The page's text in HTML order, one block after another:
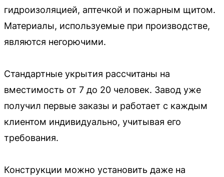
гидроизоляцией, аптечкой и пожарным щитом.
Материалы, используемые при производстве,
являются негорючими.
Стандартные укрытия рассчитаны на
вместимость от 7 до 20 человек. Завод уже
получил первые заказы и работает с каждым
клиентом индивидуально, учитывая его
требования.
Конструкции можно установить даже на